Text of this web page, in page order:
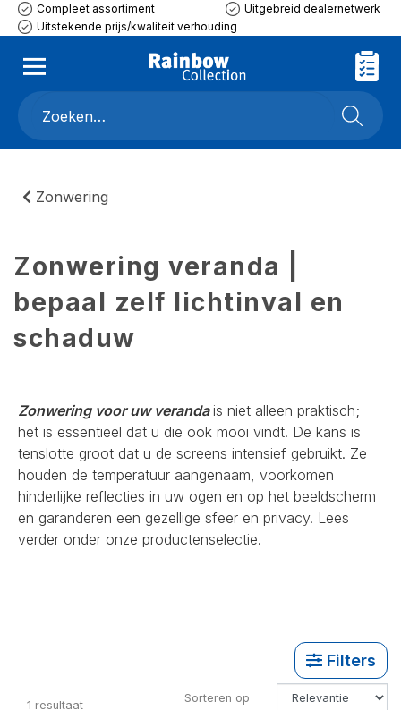
Compleet assortiment
Uitgebreid dealernetwerk
Uitstekende prijs/kwaliteit verhouding
Zonwering
Zonwering veranda |
bepaal zelf lichtinval en
schaduw
Zonwering voor uw verandais niet alleen praktisch;
het is essentieel dat u die ook mooi vindt. De kans is
tenslotte groot dat u de screens intensief gebruikt. Ze
houden de temperatuur aangenaam, voorkomen
hinderlijke reflecties in uw ogen en op het beeldscherm
en garanderen een gezellige sfeer en privacy. Lees
verder onder onze productenselectie.
Filters
1 resultaat Sorteren op